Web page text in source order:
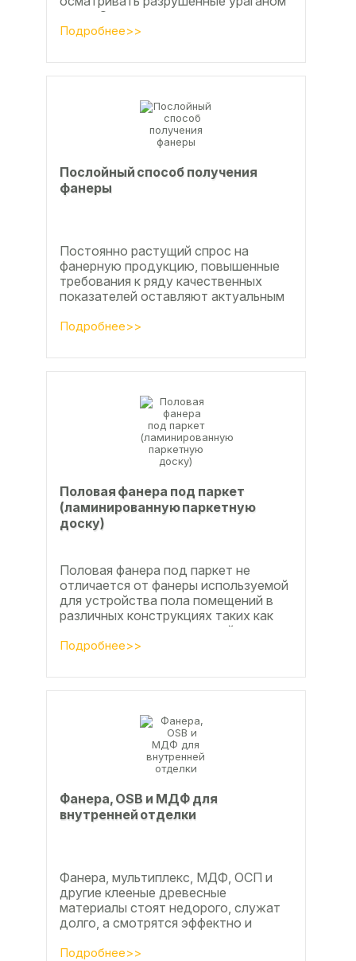
дома. Он удивился, что ударов
стихии в большинстве случаев не...
Подробнее>>
Послойный способ получения
фанеры
Постоянно растущий спрос на
фанерную продукцию, повышенные
требования к ряду качественных
показателей оставляют актуальным
технологии производства клееной...
Подробнее>>
Половая фанера под паркет
(ламинированную паркетную
доску)
Половая фанера под паркет не
отличается от фанеры используемой
для устройства пола помещений в
различных конструкциях таких как
ламинат из ламинированной
паркетной доски, а так же...
Подробнее>>
Фанера, OSB и МДФ для
внутренней отделки
Фанера, мультиплекс, МДФ, ОСП и
другие клееные древесные
материалы стоят недорого, служат
долго, а смотрятся эффектно и
Подробнее>>